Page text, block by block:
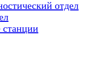
отдел
станции